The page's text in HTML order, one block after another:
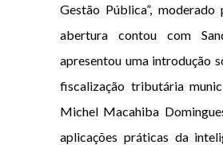
Gestão Pública”, moderado
abertura contou com
apresentou uma introdução
fiscalização tributária
Michel Macahiba
aplicações práticas da